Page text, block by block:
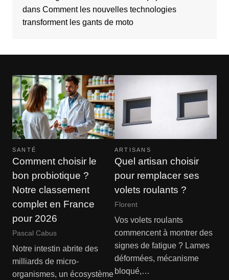
dans Comment les nouvelles technologies
transforment les gants de moto
SANTÉ
Comment choisir le
bon probiotique ?
Notre classement
complet en France
pour 2026
Pascal Cabus
Notre intestin abrite des
milliards de micro-
organismes, un écosystème
ARTISANS
Quel artisan choisir
pour remplacer ses
volets roulants ?
Florent
Vos volets roulants
commencent à montrer des
signes de fatigue ? Lames
déformées, mécanisme
bloqué,…